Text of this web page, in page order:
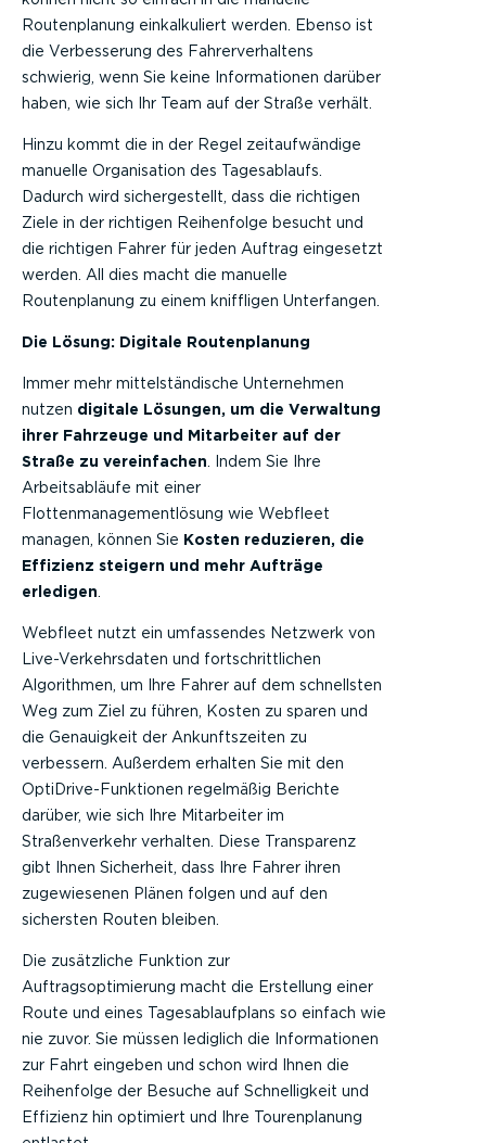
Routenplanung einkalkuliert werden. Ebenso ist
die Verbesserung des Fahrerverhaltens
schwierig, wenn Sie keine Informationen darüber
haben, wie sich Ihr Team auf der Straße verhält.
Hinzu kommt die in der Regel zeitaufwändige
manuelle Organisation des Tagesablaufs.
Dadurch wird sichergestellt, dass die richtigen
Ziele in der richtigen Reihenfolge besucht und
die richtigen Fahrer für jeden Auftrag eingesetzt
werden. All dies macht die manuelle
Routenplanung zu einem kniffligen Unterfangen.
Die Lösung: Digitale Routenplanung
Immer mehr mittelständische Unternehmen
nutzen digitale Lösungen, um die Verwaltung
ihrer Fahrzeuge und Mitarbeiter auf der
Straße zu vereinfachen . Indem Sie Ihre
Arbeitsabläufe mit einer
Flottenmanagementlösung wie Webfleet
managen, können Sie Kosten reduzieren, die
Effizienz steigern und mehr Aufträge
erledigen
Webfleet nutzt ein umfassendes Netzwerk von
Live-Verkehrsdaten und fortschrittlichen
Algorithmen, um Ihre Fahrer auf dem schnellsten
Weg zum Ziel zu führen, Kosten zu sparen und
die Genauigkeit der Ankunftszeiten zu
verbessern. Außerdem erhalten Sie mit den
OptiDrive-Funktionen regelmäßig Berichte
darüber, wie sich Ihre Mitarbeiter im
Straßenverkehr verhalten. Diese Transparenz
gibt Ihnen Sicherheit, dass Ihre Fahrer ihren
zugewiesenen Plänen folgen und auf den
sichersten Routen bleiben.
Die zusätzliche Funktion zur
Auftragsoptimierung macht die Erstellung einer
Route und eines Tagesablaufplans so einfach wie
nie zuvor. Sie müssen lediglich die Informationen
zur Fahrt eingeben und schon wird Ihnen die
Reihenfolge der Besuche auf Schnelligkeit und
Effizienz hin optimiert und Ihre Tourenplanung